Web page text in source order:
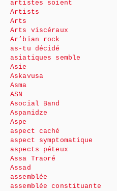
artistes soient
Artists
Arts
Arts viscéraux
Ar’bian rock
as-tu décidé
asiatiques semble
Asie
Askavusa
Asma
ASN
Asocial Band
Aspanidze
Aspe
aspect caché
aspect symptomatique
aspects péteux
Assa Traoré
Assad
assemblée
assemblée constituante